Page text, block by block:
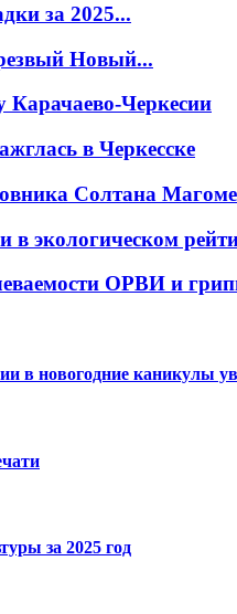
за 2025...
Новый...
Черкесии
в Черкесске
Солтана
экологическом
ОРВИ и
в новогодние каникулы
за 2025 год